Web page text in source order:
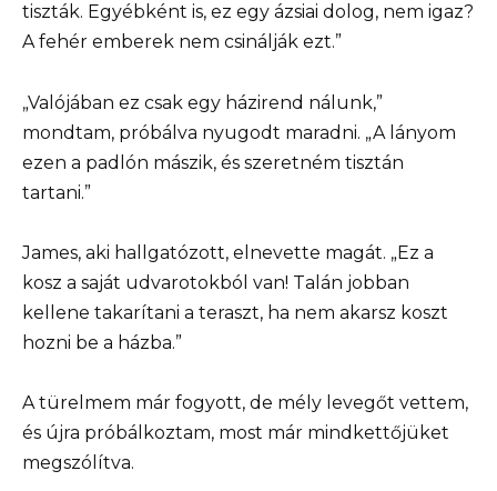
tiszták. Egyébként is, ez egy ázsiai dolog, nem igaz?
A fehér emberek nem csinálják ezt.”
„Valójában ez csak egy házirend nálunk,”
mondtam, próbálva nyugodt maradni. „A lányom
ezen a padlón mászik, és szeretném tisztán
tartani.”
James, aki hallgatózott, elnevette magát. „Ez a
kosz a saját udvarotokból van! Talán jobban
kellene takarítani a teraszt, ha nem akarsz koszt
hozni be a házba.”
A türelmem már fogyott, de mély levegőt vettem,
és újra próbálkoztam, most már mindkettőjüket
megszólítva.